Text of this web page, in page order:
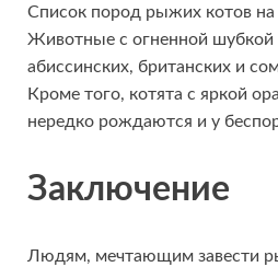
Список пород рыжих котов на
Животные с огненной шубкой
абиссинских, британских и
Кроме того, котята с яркой
нередко рождаются и у
Заключение
Людям, мечтающим завести